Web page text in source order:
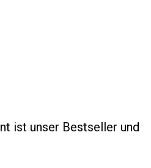
ist unser Bestseller und